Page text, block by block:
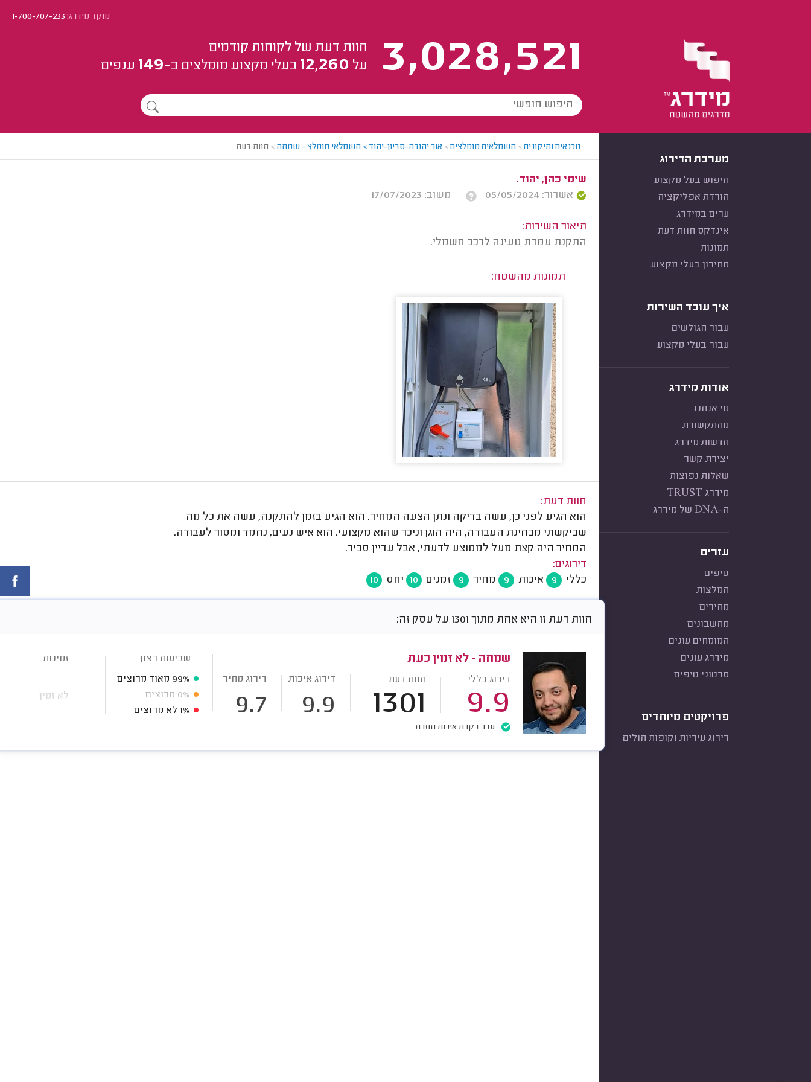
מוקד מידרג:1-700-707-233
3,028,521
חוות דעת של לקוחות קודמים
על 12,260 בעלי מקצוע מומלצים ב-149 ענפים
מערכת הדירוג
חיפוש בעל מקצוע
הורדת אפליקציה
ערים במידרג
אינדקס חוות דעת
תמונות
מחירון בעלי מקצוע
איך עובד השירות
עבור הגולשים
עבור בעלי מקצוע
אודות מידרג
מי אנחנו
מהתקשורת
חדשות מידרג
יצירת קשר
שאלות נפוצות
מידרג TRUST
ה-DNA של מידרג
עזרים
טיפים
המלצות
מחירים
מחשבונים
המומחים עונים
מידרג עונים
סרטוני טיפים
פרויקטים מיוחדים
דירוג עיריות וקופות חולים
טכנאים ותיקונים> חשמלאים מומלצים> אור יהודה-סביון-יהוד > חשמלאי מומלץ - שמחה > חוות דעת
שימי כהן, יהוד.
אשרור: 05/05/2024
משוב: 17/07/2023
תיאור השירות:
התקנת עמדת טעינה לרכב חשמלי.
תמונות מהשטח:
חוות דעת:
הוא הגיע לפני כן, עשה בדיקה ונתן הצעה המחיר. הוא הגיע בזמן להתקנה, עשה את כל מה
שביקשתי מבחינת העבודה, היה הוגן וניכר שהוא מקצועי. הוא איש נעים, נחמד ומסור לעבודה.
המחיר היה קצת מעל לממוצע לדעתי, אבל עדיין סביר.
דירוגים:
כללי
9 איכות 9 מחיר 9 זמנים 10 יחס 10
חוות דעת זו היא אחת מתוך 1301 על עסק זה:
שמחה - לא זמין כעת
דירוג כללי
9.9
חוות דעת
1301
דירוג איכות
9.9
דירוג מחיר
9.7
עבר בקרת איכות חוזרת
שביעות רצון
99% מאוד מרוצים
0% מרוצים
1% לא מרוצים
זמינות
לא זמין